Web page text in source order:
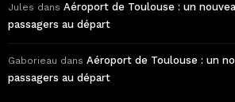
Jules dans Aéroport de Toulouse : un
passagers au départ
Gaborieau dans Aéroport de Toulouse : un
passagers au départ